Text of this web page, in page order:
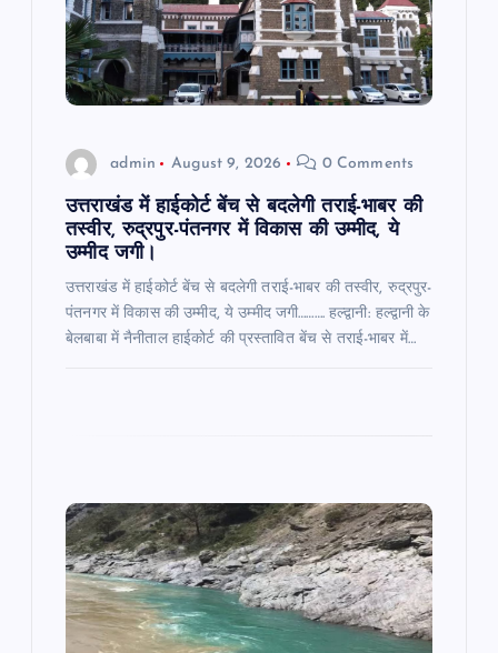
admin August 9, 2026 0 Comments
उत्तराखंड में हाईकोर्ट बेंच से बदलेगी तराई-भाबर की
तस्वीर, रुद्रपुर-पंतनगर में विकास की उम्मीद, ये
उम्मीद जगी।
उत्तराखंड में हाईकोर्ट बेंच से बदलेगी तराई-भाबर की तस्वीर, रुद्रपुर-
पंतनगर में विकास की उम्मीद, ये उम्मीद जगी………. हल्द्वानी: हल्द्वानी के
बेलबाबा में नैनीताल हाईकोर्ट की प्रस्तावित बेंच से तराई-भाबर में…